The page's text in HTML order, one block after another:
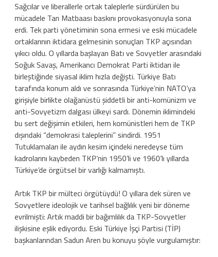
Sağcılar ve liberallerle ortak taleplerle sürdürülen bu
mücadele Tan Matbaası baskını provokasyonuyla sona
erdi. Tek parti yönetiminin sona ermesi ve eski mücadele
ortaklarının iktidara gelmesinin sonuçları TKP açısından
yıkıcı oldu. O yıllarda başlayan Batı ve Sovyetler arasındaki
Soğuk Savaş, Amerikancı Demokrat Parti iktidarı ile
birleştiğinde siyasal iklim hızla değişti. Türkiye Batı
tarafında konum aldı ve sonrasında Türkiye’nin NATO’ya
girişiyle birlikte olağanüstü şiddetli bir anti-komünizm ve
anti-Sovyetizm dalgası ülkeyi sardı. Dönemin iklimindeki
bu sert değişimin etkileri, hem komünistleri hem de TKP
dışındaki “demokrasi taleplerini” sindirdi. 1951
Tutuklamaları ile aydın kesim içindeki neredeyse tüm
kadrolarını kaybeden TKP’nin 1950’li ve 1960’lı yıllarda
Türkiye’de örgütsel bir varlığı kalmamıştı.
Artık TKP bir mülteci örgütüydü! O yıllara dek süren ve
Sovyetlere ideolojik ve tarihsel bağlılık yeni bir döneme
evrilmişti: Artık maddi bir bağımlılık da TKP-Sovyetler
ilişkisine eşlik ediyordu. Eski Türkiye İşçi Partisi (TİP)
başkanlarından Sadun Aren bu konuyu şöyle vurgulamıştır: